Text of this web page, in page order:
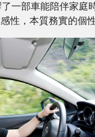
一部車能陪伴家庭
性，本質務實的個性